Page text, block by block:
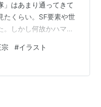
」はあまり通ってきて
たくらい。SF要素や世
しかし何故かハマっ
のアニメシリーズのタ
宗さんの展覧会など
私がお世話になってい
ンス この中で私が以
宗 #イラスト